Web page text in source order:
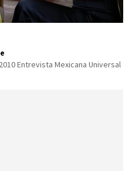
Entrevista Mexicana Universal